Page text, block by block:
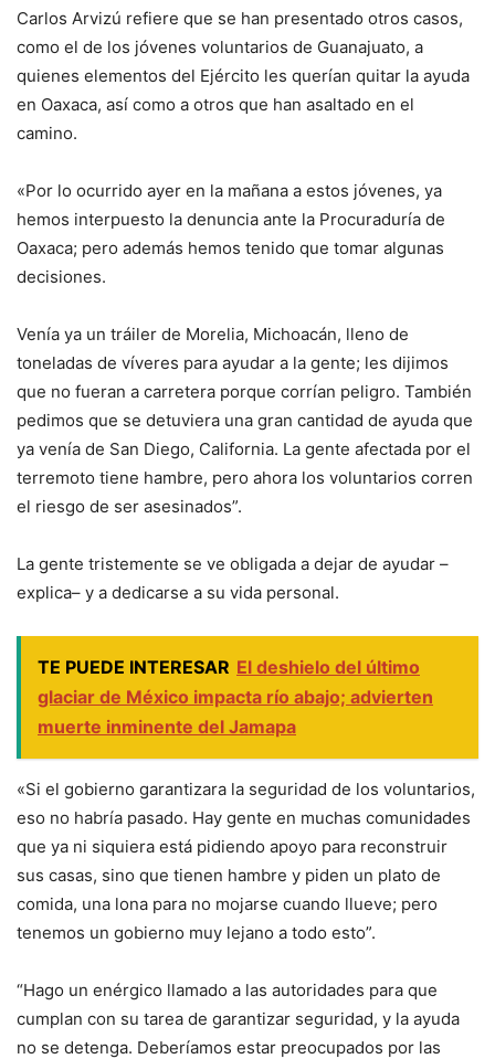
Carlos Arvizú refiere que se han presentado otros casos,
como el de los jóvenes voluntarios de Guanajuato, a
quienes elementos del Ejército les querían quitar la ayuda
en Oaxaca, así como a otros que han asaltado en el
camino.
«Por lo ocurrido ayer en la mañana a estos jóvenes, ya
hemos interpuesto la denuncia ante la Procuraduría de
Oaxaca; pero además hemos tenido que tomar algunas
decisiones.
Venía ya un tráiler de Morelia, Michoacán, lleno de
toneladas de víveres para ayudar a la gente; les dijimos
que no fueran a carretera porque corrían peligro. También
pedimos que se detuviera una gran cantidad de ayuda que
ya venía de San Diego, California. La gente afectada por el
terremoto tiene hambre, pero ahora los voluntarios corren
el riesgo de ser asesinados”.
La gente tristemente se ve obligada a dejar de ayudar –
explica– y a dedicarse a su vida personal.
TE PUEDE INTERESAR El deshielo del último
glaciar de México impacta río abajo; advierten
muerte inminente del Jamapa
«Si el gobierno garantizara la seguridad de los voluntarios,
eso no habría pasado. Hay gente en muchas comunidades
que ya ni siquiera está pidiendo apoyo para reconstruir
sus casas, sino que tienen hambre y piden un plato de
comida, una lona para no mojarse cuando llueve; pero
tenemos un gobierno muy lejano a todo esto”.
“Hago un enérgico llamado a las autoridades para que
cumplan con su tarea de garantizar seguridad, y la ayuda
no se detenga. Deberíamos estar preocupados por las